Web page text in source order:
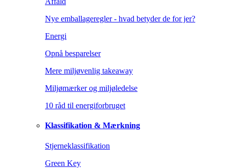
Nye emballageregler - hvad betyder de for jer?
Energi
Opnå besparelser
Mere miljøvenlig takeaway
Miljømærker og miljøledelse
10 råd til energiforbruget
Klassifikation & Mærkning
Stjerneklassifikation
Green Key